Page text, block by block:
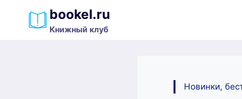
содержимому
bookel.ru
Книжный клуб
Новинки,